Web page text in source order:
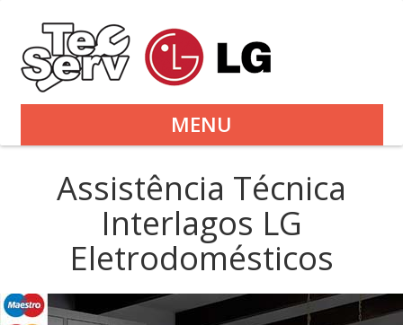
MENU
Assistência Técnica
Interlagos LG
Eletrodomésticos